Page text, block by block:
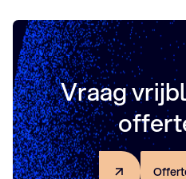
Webshop vertalen
Website vertalen
Vraag
Offert